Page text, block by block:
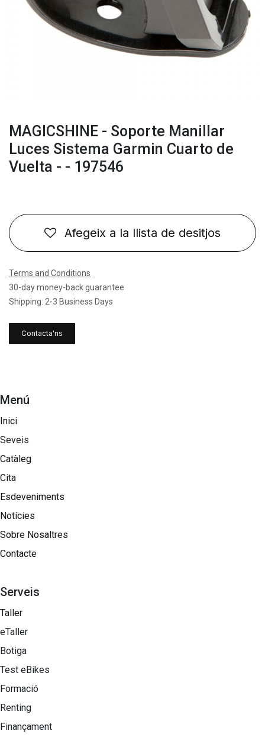
MAGICSHINE - Soporte Manillar
Luces Sistema Garmin Cuarto de
Vuelta - - 197546
Afegeix a la llista de desitjos
Terms and Conditions
30-day money-back guarantee
Shipping: 2-3 Business Days
Contacta'ns
Menú
Inici
Seveis
Catàleg
Cita
Esdeveniments
Notícies
Sobre Nosaltres​
Contacte
Serveis
Taller
eTaller
Botiga
Test eBikes
Formació
Renting
Finançament